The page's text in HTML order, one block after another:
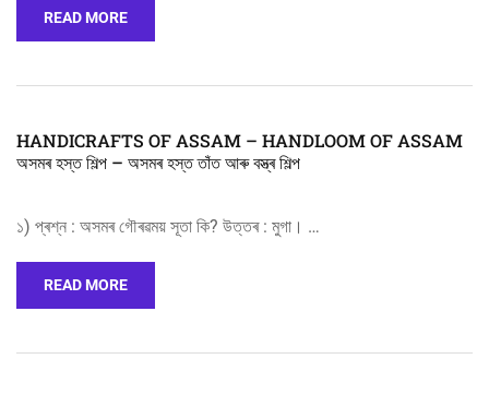
READ MORE
HANDICRAFTS OF ASSAM – HANDLOOM OF ASSAM
অসমৰ হস্ত শিল্প – অসমৰ হস্ত তাঁত আৰু বস্ত্ৰ শিল্প
১) প্ৰশ্ন : অসমৰ গৌৰৱময় সূতা কি? উত্তৰ : মুগা। …
READ MORE